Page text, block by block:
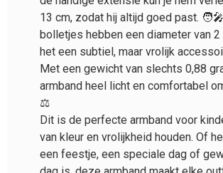
13 cm, zodat hij altijd goed past.
bolletjes hebben een diameter van 2
het een subtiel, maar vrolijk
Met een gewicht van slechts 0,88
armband heel licht en comfortabel
⚖️
Dit is de perfecte armband voor
van kleur en vrolijkheid houden. Of
een feestje, een speciale dag of